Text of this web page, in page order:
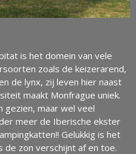
is het domein van vele
zoals de keizerarend,
de lynx, zij leven hier naast
maakt Monfrague uniek.
gezien, maar wel veel
meer de Iberische ekster
Gelukkig is het
zon verschijnt af en toe.